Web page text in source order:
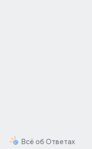
Всё об Ответах